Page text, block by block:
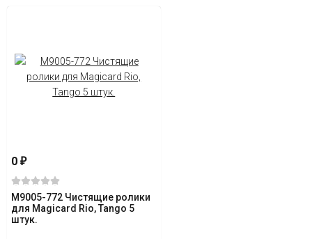
0 ₽
M9005-772 Чистящие ролики
для Magicard Rio, Tango 5
штук.